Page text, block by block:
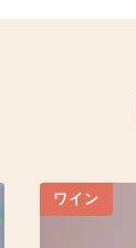
ワイン